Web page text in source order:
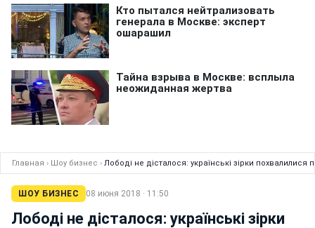
Главная › Шоу бизнес › Лободі не дісталося: українські зірки
ШОУ БИЗНЕС 08 июня 2018 · 11:50
Лободі не дісталося: українські зірки